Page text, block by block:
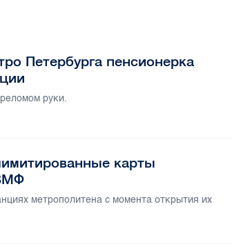
Петербурга пенсионерка
руки.
карты
метрополитена с момента открытия их